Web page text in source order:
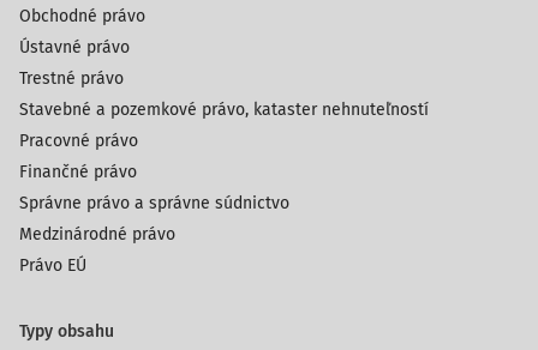
Obchodné právo
Ústavné právo
Trestné právo
Stavebné a pozemkové právo, kataster nehnuteľností
Pracovné právo
Finančné právo
Správne právo a správne súdnictvo
Medzinárodné právo
Právo EÚ
Typy obsahu